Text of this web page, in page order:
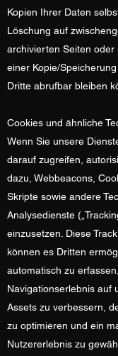
Kopien Ihrer Daten
Löschung auf
archivierten Seiten oder
einer Kopie/
Dritte abrufbar bleiben
Cookies und ähnliche
Wenn Sie unsere
darauf zugreifen,
dazu, Webbeacons,
Skripte sowie andere
Analysedienste
einzusetzen. Diese
können es Dritten
automatisch zu
Navigationserlebnis auf
Assets zu verbessern,
zu optimieren und ein
Nutzererlebnis zu